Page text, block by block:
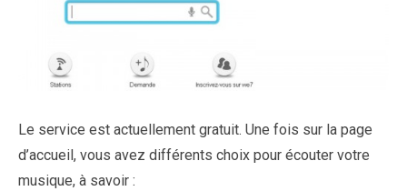
Le service est actuellement gratuit. Une fois sur la page
d’accueil, vous avez différents choix pour écouter votre
musique, à savoir :